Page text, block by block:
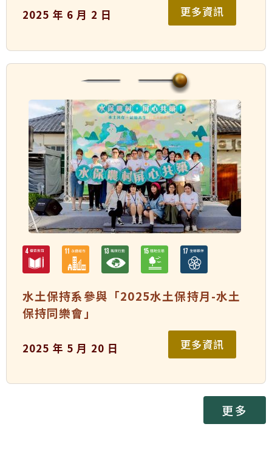
2025 年 6 月 2 日 更多資訊
水土保持系參與「2025水土保持月-水土
保持同樂會」
2025 年 5 月 20 日 更多資訊
更多